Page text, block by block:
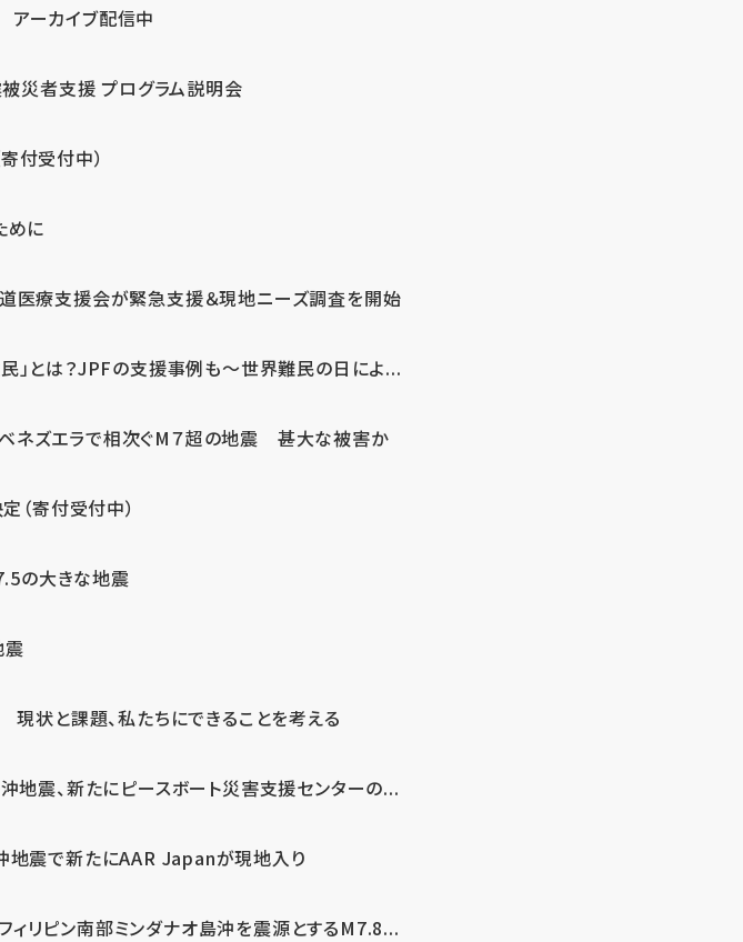
ーカイブ配信中
被災者支援 プログラム説明会
付受付中）
めに
医療支援会が緊急支援＆現地ニーズ調査を開始
」とは？JPFの支援事例も～世界難民の日によ...
ネズエラで相次ぐM７超の地震 甚大な被害か
（寄付受付中）
の大きな地震
震
現状と課題、私たちにできることを考える
沖地震、新たにピースボート災害支援センターの...
地震で新たにAAR Japanが現地入り
ィリピン南部ミンダナオ島沖を震源とするM7.8...